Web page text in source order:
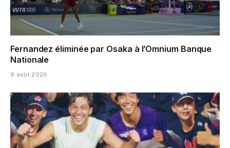
Fernandez éliminée par Osaka à l’Omnium Banque
Nationale
9 août 2026